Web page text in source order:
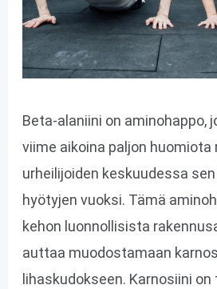
Beta-alaniini on aminohappo,
viime aikoina paljon huomiota
urheilijoiden keskuudessa
hyötyjen vuoksi. Tämä
kehon luonnollisista
auttaa muodostamaan
lihaskudokseen. Karnosiini